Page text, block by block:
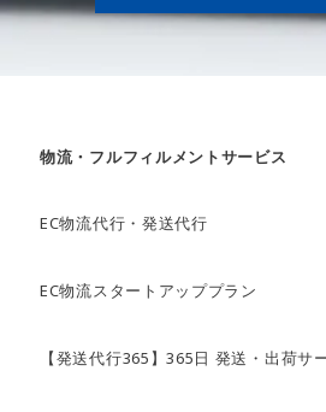
物流・フルフィルメントサービス
EC物流代行・発送代行
EC物流スタートアッププラン
【発送代行365】365日 発送・出荷サ